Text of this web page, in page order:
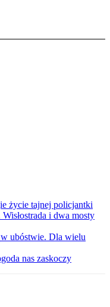
życie tajnej policjantki
i dwa mosty
ubóstwie. Dla wielu
nas zaskoczy